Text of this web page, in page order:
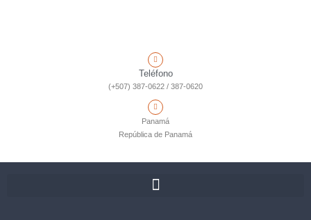
Teléfono
(+507) 387-0622 / 387-0620
Panamá
República de Panamá